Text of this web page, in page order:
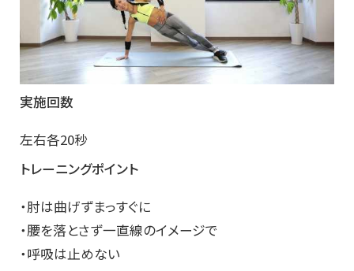
実施回数
左右各20秒
トレーニングポイント
・肘は曲げずまっすぐに
・腰を落とさず一直線のイメージで
・呼吸は止めない